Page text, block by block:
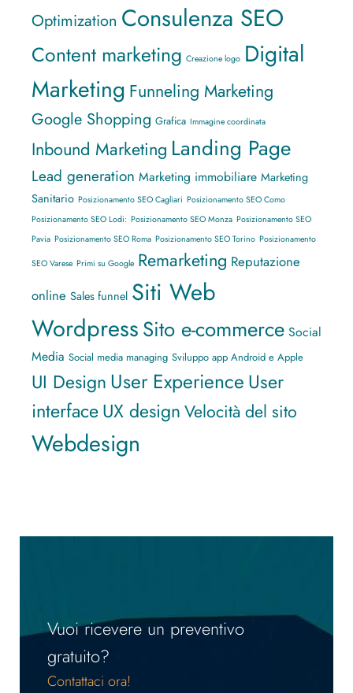
Optimization Consulenza SEO
Content marketing Creazione logo Digital
Marketing Funneling Marketing
Google Shopping Grafica Immagine coordinata
Inbound Marketing Landing Page
Lead generation Marketing immobiliare Marketing
Sanitario Posizionamento SEO Cagliari Posizionamento SEO Como
Posizionamento SEO Lodi: Posizionamento SEO Monza Posizionamento SEO
Pavia Posizionamento SEO Roma Posizionamento SEO Torino Posizionamento
SEO Varese Primi su Google Remarketing Reputazione
online Sales funnel Siti Web
WordpressSito e-commerce Social
Media Social media managing Sviluppo app Android e Apple
UI Design User Experience User
interfaceUX designVelocità del sito
Webdesign
Vuoi ricevere un preventivo
gratuito?
Contattaci ora!